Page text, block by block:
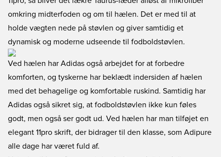
omkring midterfoden og om til hælen. Det er med til at
holde vægten nede på støvlen og giver samtidig et
dynamisk og moderne udseende til fodboldstøvlen.
Ved hælen har Adidas også arbejdet for at forbedre
komforten, og tyskerne har beklædt indersiden af hælen
med det behagelige og komfortable ruskind. Samtidig har
Adidas også sikret sig, at fodboldstøvlen ikke kun føles
godt, men også ser godt ud. Ved hælen har man tilføjet en
elegant 11pro skrift, der bidrager til den klasse, som Adipure
alle dage har været fuld af.